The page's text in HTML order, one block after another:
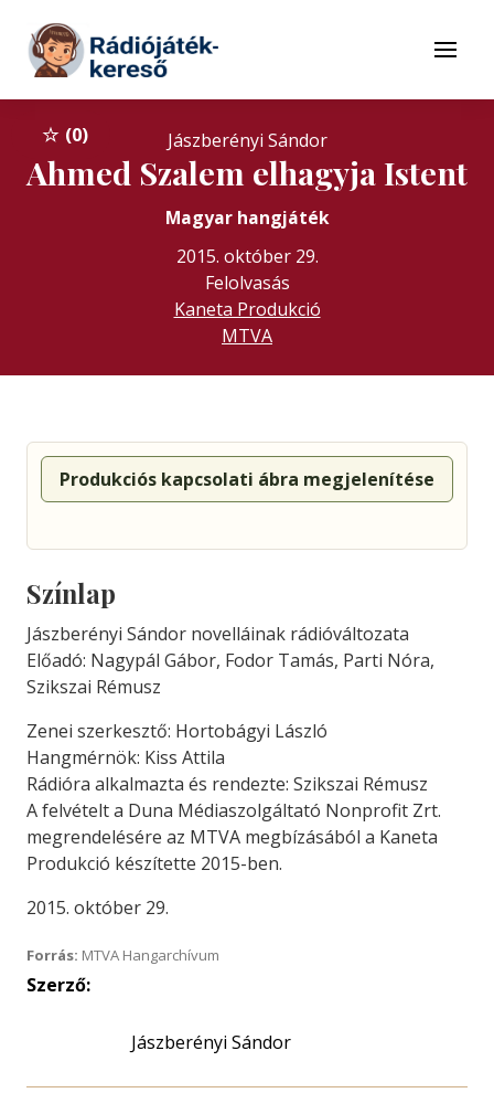
Tovább a tartalomhoz
Menü
0 Jászberényi Sándor
Ahmed Szalem elhagyja Istent
Magyar hangjáték
2015. október 29.
Felolvasás
Kaneta Produkció
MTVA
Produkciós kapcsolati ábra megjelenítése
Színlap
Jászberényi Sándor novelláinak rádióváltozata
Előadó: Nagypál Gábor, Fodor Tamás, Parti Nóra,
Szikszai Rémusz
Zenei szerkesztő: Hortobágyi László
Hangmérnök: Kiss Attila
Rádióra alkalmazta és rendezte: Szikszai Rémusz
A felvételt a Duna Médiaszolgáltató Nonprofit Zrt.
megrendelésére az MTVA megbízásából a Kaneta
Produkció készítette 2015-ben.
2015. október 29.
Forrás: MTVA Hangarchívum
Szerző:
Jászberényi Sándor